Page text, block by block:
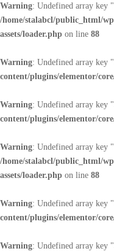
Warning: Undefined array key
/home/stalabcl/public_html/
assets/loader.php on line 88
Warning: Undefined array key
content/plugins/elementor/
Warning: Undefined array key
content/plugins/elementor/
Warning: Undefined array key
/home/stalabcl/public_html/
assets/loader.php on line 88
Warning: Undefined array key
content/plugins/elementor/
Warning: Undefined array key